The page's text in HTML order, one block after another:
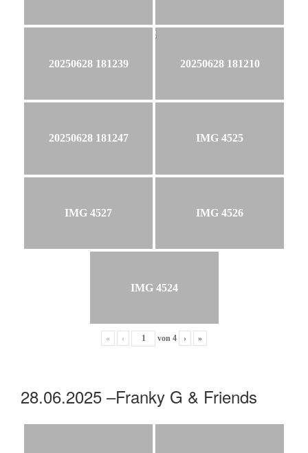
20250628 181239 20250628 181210
20250628 181247 IMG 4525
IMG 4527 IMG 4526
IMG 4524
« ‹ von 4 › »
28.06.2025 –Franky G & Friends